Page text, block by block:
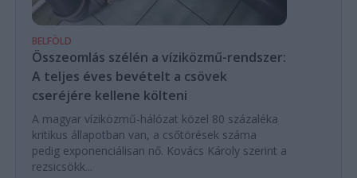
BELFÖLD
Összeomlás szélén a víziközmű-rendszer:
A teljes éves bevételt a csövek
cseréjére kellene költeni
A magyar víziközmű-hálózat közel 80 százaléka
kritikus állapotban van, a csőtörések száma
pedig exponenciálisan nő. Kovács Károly szerint a
rezsicsökk...